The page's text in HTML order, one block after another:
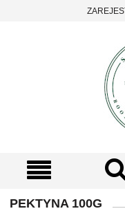
PEKTYNA 100G